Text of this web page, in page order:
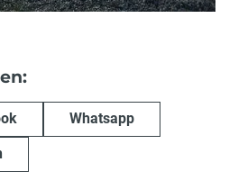
Whatsapp